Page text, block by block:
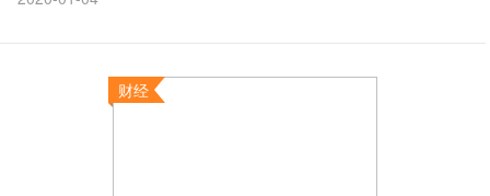
财经